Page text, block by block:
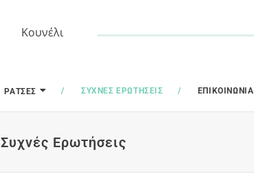
Κουνέλι
ΡΆΤΣΕΣ ΣΥΧΝΈΣ ΕΡΩΤΉΣΕΙΣ ΕΠΙΚΟΙΝΩΝΊΑ
Συχνές Ερωτήσεις